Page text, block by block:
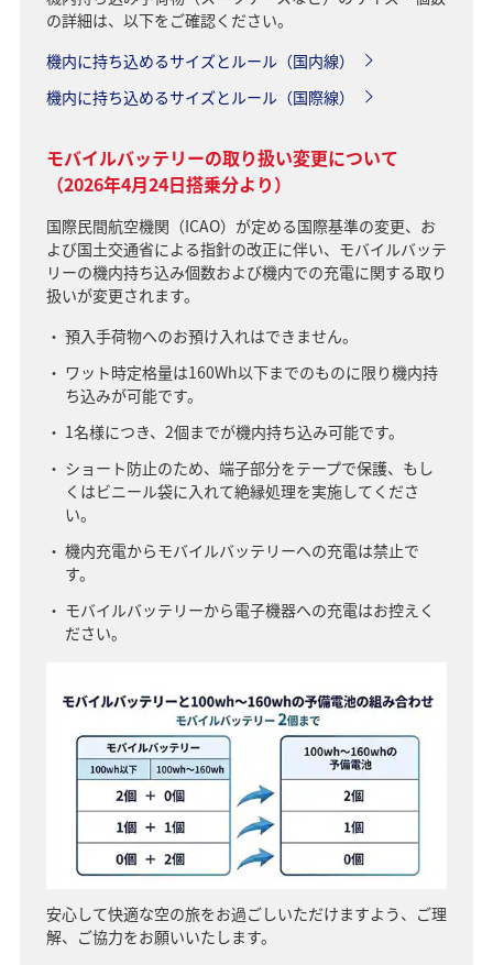
の詳細は、以下をご確認ください。
機内に持ち込めるサイズとルール（国内線）
機内に持ち込めるサイズとルール（国際線）
モバイルバッテリーの取り扱い変更について
（2026年4月24日搭乗分より）
国際民間航空機関（ICAO）が定める国際基準の変更、お
よび国土交通省による指針の改正に伴い、モバイルバッテ
リーの機内持ち込み個数および機内での充電に関する取り
扱いが変更されます。
預入手荷物へのお預け入れはできません。
ワット時定格量は160Wh以下までのものに限り機内持
ち込みが可能です。
1名様につき、2個までが機内持ち込み可能です。
ショート防止のため、端子部分をテープで保護、もし
くはビニール袋に入れて絶縁処理を実施してくださ
い。
機内充電からモバイルバッテリーへの充電は禁止で
す。
モバイルバッテリーから電子機器への充電はお控えく
ださい。
安心して快適な空の旅をお過ごしいただけますよう、ご理
解、ご協力をお願いいたします。